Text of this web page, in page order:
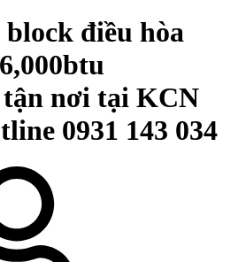
điều hòa
nơi tại KCN
0931 143 034